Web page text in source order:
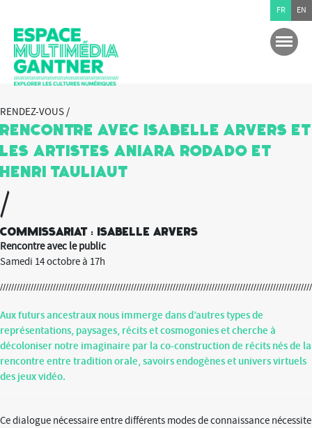
RENDEZ-VOUS /
Rencontre avec Isabelle Arvers et
les artistes Aniara Rodado et
Henri Tauliaut
/
Commissariat : Isabelle Arvers
Rencontre avec le public
Samedi 14 octobre à 17h
Aux futurs ancestraux nous immerge dans d’autres types de
représentations, paysages, récits et cosmogonies et cherche à
décoloniser notre imaginaire par la co-construction de récits nés de la
rencontre entre tradition orale, savoirs endogènes et univers virtuels
des jeux vidéo.
Ce dialogue nécessaire entre différents modes de connaissance nécessite
FR EN